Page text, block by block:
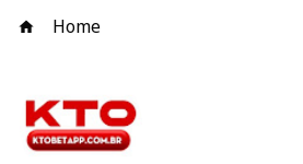
Home